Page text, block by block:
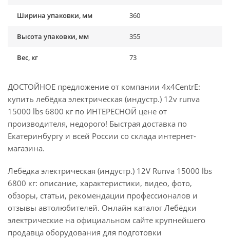
Ширина упаковки, мм 360
Высота упаковки, мм 355
Вес, кг 73
ДОСТОЙНОЕ предложение от компании 4x4CentrE:
купить лебёдка электрическая (индустр.) 12v runva
15000 lbs 6800 кг по ИНТЕРЕСНОЙ цене от
производителя, недорого! Быстрая доставка по
Екатеринбургу и всей России со склада интернет-
магазина.
Лебёдка электрическая (индустр.) 12V Runva 15000 lbs
6800 кг: описание, характеристики, видео, фото,
обзоры, статьи, рекомендации профессионалов и
отзывы автолюбителей. Онлайн каталог Лебёдки
электрические на официальном сайте крупнейшего
продавца оборудования для подготовки